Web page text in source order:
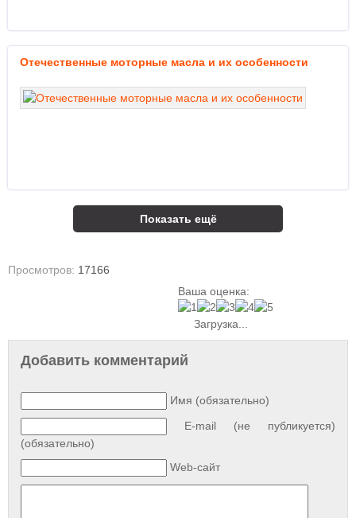
Отечественные моторные масла и их особенности
Показать ещё
Просмотров: 17166
Ваша оценка:
Загрузка...
Добавить комментарий
Имя (обязательно)
E-mail (не публикуется)
(обязательно)
Web-сайт